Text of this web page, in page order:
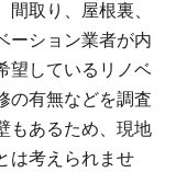
取り、屋根裏、
ーション業者が内
望しているリノベ
の有無などを調査
もあるため、現地
は考えられませ